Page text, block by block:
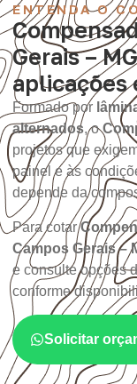
ENTENDA O
Gerais –
aplicações
Formado por
alternados, o
projetos que
painel e às
depende da
Para cotar
Campos Gerais –
e consulte opções
conforme
Solicitar